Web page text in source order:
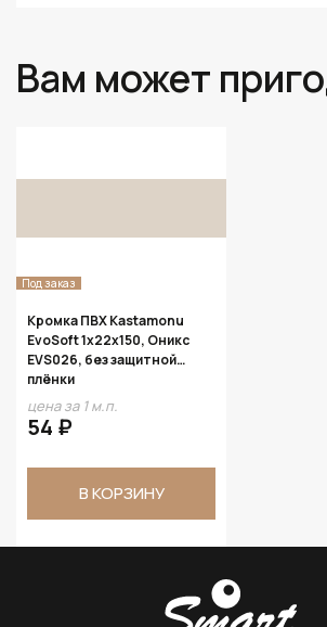
Вам может
Под заказ
Кромка ПВХ Kastamonu
EvoSoft 1х22х150, Оникс
EVS026, без защитной
плёнки
цена за 1 м.п.
54 ₽
В КОРЗИНУ